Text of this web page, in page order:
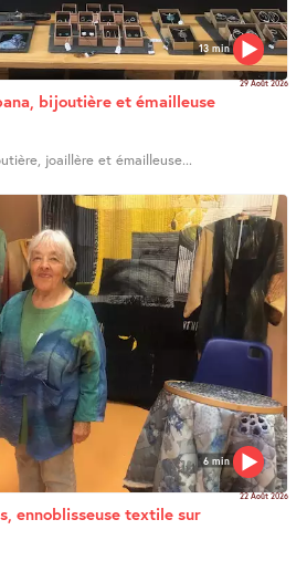
13 min
29 Août 2026
bijoutière et émailleuse
joaillère et émailleuse...
6 min
22 Août 2026
ennoblisseuse textile sur